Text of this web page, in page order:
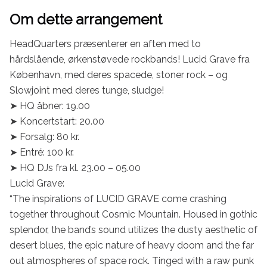
Om dette arrangement
HeadQuarters præsenterer en aften med to
hårdslående, ørkenstøvede rockbands! Lucid Grave fra
København, med deres spacede, stoner rock – og
Slowjoint med deres tunge, sludge!
➤ HQ åbner: 19.00
➤ Koncertstart: 20.00
➤ Forsalg: 80 kr.
➤ Entré: 100 kr.
➤ HQ DJs fra kl. 23.00 – 05.00
Lucid Grave:
“The inspirations of LUCID GRAVE come crashing
together throughout Cosmic Mountain. Housed in gothic
splendor, the band’s sound utilizes the dusty aesthetic of
desert blues, the epic nature of heavy doom and the far
out atmospheres of space rock. Tinged with a raw punk